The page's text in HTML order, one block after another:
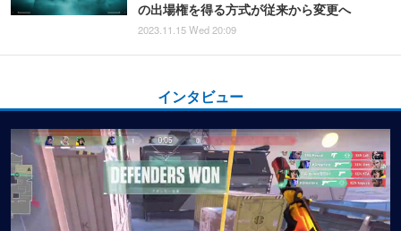
の出場権を得る方式が従来から変更へ
2023.11.15 Wed 20:09
インタビュー